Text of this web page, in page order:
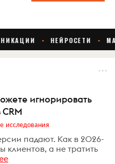
игнорировать
исследования
падают. Как в 2026-
клиентов, а не тратить